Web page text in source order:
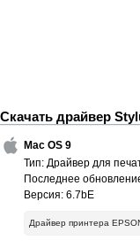
Скачать драйвер
Mac OS 9
Тип: Драйвер для
Последнее
Версия: 6.7bE
Драйвер принтера